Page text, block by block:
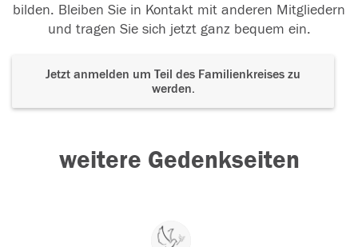
bilden. Bleiben Sie in Kontakt mit anderen Mitgliedern
und tragen Sie sich jetzt ganz bequem ein.
Jetzt anmelden um Teil des Familienkreises zu
werden.
weitere Gedenkseiten